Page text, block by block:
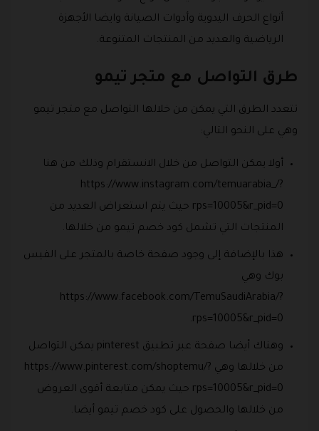
أنواع الحرف اليدوية وأدوات الصيانة وايضا الأجهزة
الرياضية والعديد من المنتجات المتنوعة.
طرق التواصل مع متجر تيمو
تتعدد الطرق التي يمكن من خلالها التواصل مع متجر تيمو
وهي على النحو التالي:
أولا يمكن التواصل من خلال الانستقرام وذلك من هنا
https://www.instagram.com/temuarabia_/?
rps=10005&r_pid=0 حيث يتم استعراض العديد من
المنتجات التي تشمل كود خصم تيمو من خلالها.
هذا بالإضافة إلى وجود صفحة خاصة بالمتجر على الفيس
بوك وهي
https://www.facebook.com/TemuSaudiArabia/?
rps=10005&r_pid=0.
وهناك أيضا صفحة عبر تطبيق pinterest يمكن التواصل
من خلالها وهي https://www.pinterest.com/shoptemu/?
rps=10005&r_pid=0 حيث يمكن متابعة أقوى العروض
من خلالها والحصول على كود خصم تيمو أيضا.